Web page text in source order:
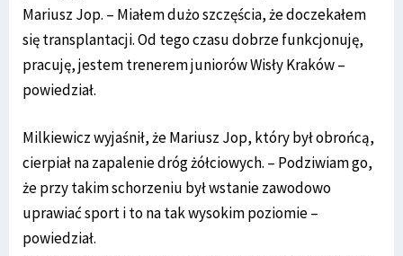
Mariusz Jop. – Miałem dużo szczęścia, że doczekałem
się transplantacji. Od tego czasu dobrze funkcjonuję,
pracuję, jestem trenerem juniorów Wisły Kraków –
powiedział.
Milkiewicz wyjaśnił, że Mariusz Jop, który był obrońcą,
cierpiał na zapalenie dróg żółciowych. – Podziwiam go,
że przy takim schorzeniu był wstanie zawodowo
uprawiać sport i to na tak wysokim poziomie –
powiedział.